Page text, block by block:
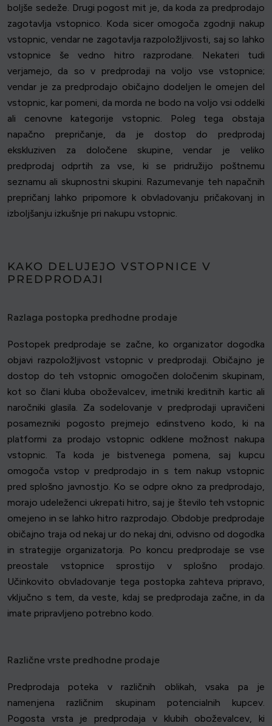
boljše sedeže. Drugi pogost mit je, da koda za predprodajo
zagotavlja vstopnico. Koda sicer omogoča zgodnji nakup
vstopnic, vendar ne zagotavlja razpoložljivosti, saj so lahko
vstopnice še vedno hitro razprodane. Nekateri tudi
verjamejo, da so v predprodaji na voljo vse vstopnice;
vendar je za predprodajo običajno dodeljen le omejen del
vstopnic, kar pomeni, da morda ne bodo na voljo vsi oddelki
ali cenovne kategorije vstopnic. Poleg tega obstaja
napačno prepričanje, da je dostop do predprodaj
ekskluziven za določene skupine, vendar je veliko
predprodaj odprtih za vse, ki se pridružijo poštnemu
seznamu ali skupnostni skupini. Razumevanje teh napačnih
prepričanj lahko pripomore k obvladovanju pričakovanj in
izboljšanju izkušnje pri nakupu vstopnic.
KAKO DELUJEJO VSTOPNICE V
PREDPRODAJI
Razlaga postopka predhodne prodaje
Postopek predprodaje se začne, ko organizator dogodka
objavi razpoložljivost vstopnic v predprodaji. Običajno je
dostop do teh vstopnic omogočen določenim skupinam,
kot so člani kluba oboževalcev, imetniki kreditnih kartic ali
naročniki glasila. Za sodelovanje v predprodaji upravičeni
posamezniki pogosto prejmejo edinstveno kodo, ki na
platformi za prodajo vstopnic odklene možnost nakupa
vstopnic. Ta koda je bistvenega pomena, saj kupcu
omogoča vstop v predprodajo in s tem nakup vstopnic
pred splošno javnostjo. Ko se odpre okno za predprodajo,
morajo udeleženci ukrepati hitro, saj je število teh vstopnic
omejeno in se lahko hitro razprodajo. Obdobje predprodaje
običajno traja od nekaj ur do nekaj dni, odvisno od dogodka
in strategije organizatorja. Po koncu predprodaje se vse
preostale vstopnice sprostijo v splošno prodajo.
Učinkovito obvladovanje tega postopka zahteva pripravo,
vključno s tem, da veste, kdaj se predprodaja začne, in da
imate pripravljeno potrebno kodo.
Različne vrste predhodne prodaje
Predprodaja poteka v različnih oblikah, vsaka pa je
namenjena različnim skupinam potencialnih kupcev.
Pogosta vrsta je predprodaja v klubih oboževalcev, ki